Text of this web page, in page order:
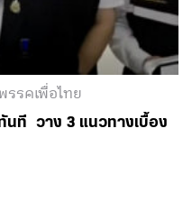
รรคเพื่อไทย
นที วาง 3 แนวทางเบื้อง